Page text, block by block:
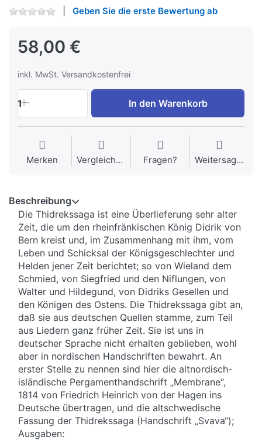
Geben Sie die erste Bewertung ab
58,00 €
inkl. MwSt. Versandkostenfrei
1 In den Warenkorb
Merken Vergleichen Fragen? Weitersagen
Beschreibung
Die Thidrekssaga ist eine Überlieferung sehr alter
Zeit, die um den rheinfränkischen König Didrik von
Bern kreist und, im Zusammenhang mit ihm, vom
Leben und Schicksal der Königsgeschlechter und
Helden jener Zeit berichtet; so von Wieland dem
Schmied, von Siegfried und den Niflungen, von
Walter und Hildegund, von Didriks Gesellen und
den Königen des Ostens. Die Thidrekssaga gibt an,
daß sie aus deutschen Quellen stamme, zum Teil
aus Liedern ganz früher Zeit. Sie ist uns in
deutscher Sprache nicht erhalten geblieben, wohl
aber in nordischen Handschriften bewahrt. An
erster Stelle zu nennen sind hier die altnordisch-
isländische Pergamenthandschrift „Membrane“,
1814 von Friedrich Heinrich von der Hagen ins
Deutsche übertragen, und die altschwedische
Fassung der Thidrekssaga (Handschrift „Svava“);
Ausgaben: